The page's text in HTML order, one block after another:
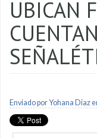
UBICAN
Enviado porYohana Diaz